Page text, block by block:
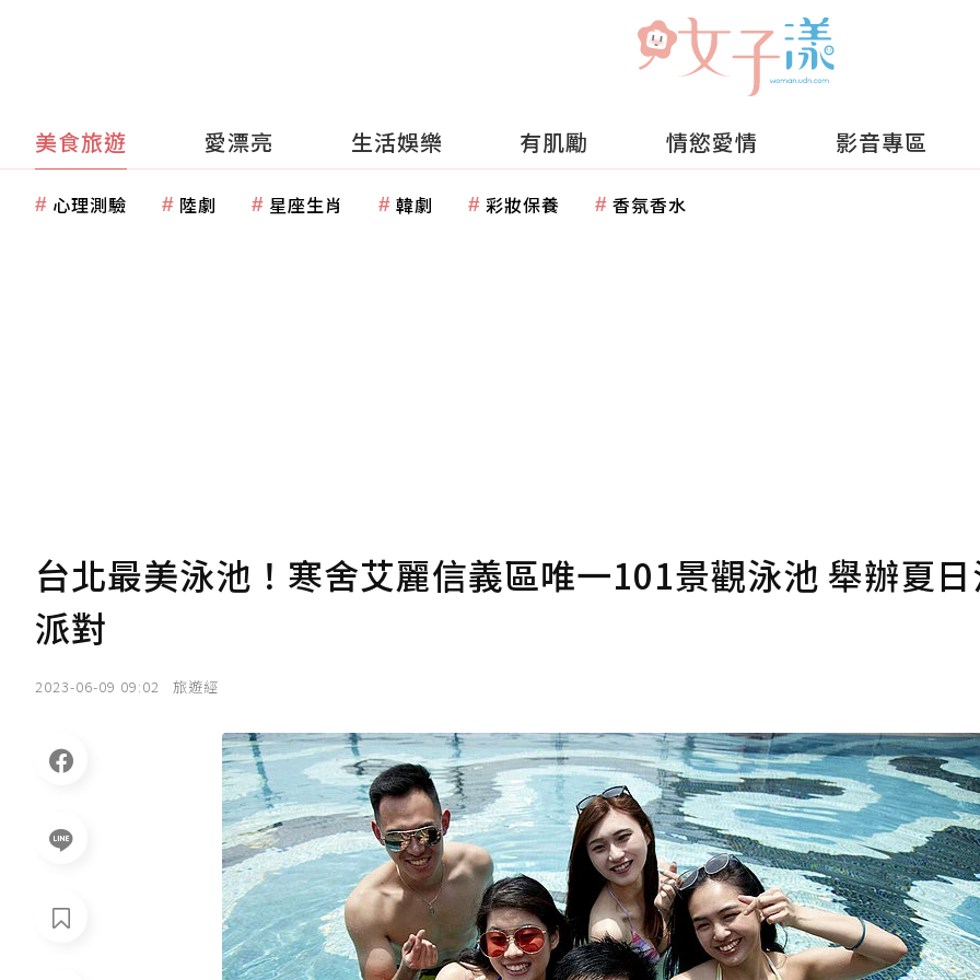
美食旅遊 愛漂亮 生活娛樂 有肌勵 情慾愛情 影音專區
心理測驗 陸劇 星座生肖 韓劇 彩妝保養 香氛香水
台北最美泳池！寒舍艾麗信義區唯一101景觀泳池 舉辦夏
派對
2023-06-09 09:02 旅遊經